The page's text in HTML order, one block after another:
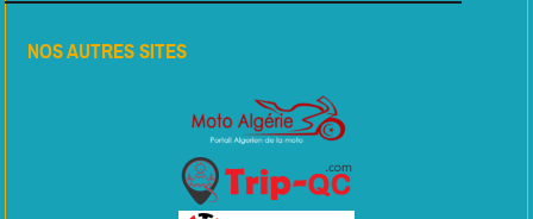
NOS AUTRES SITES